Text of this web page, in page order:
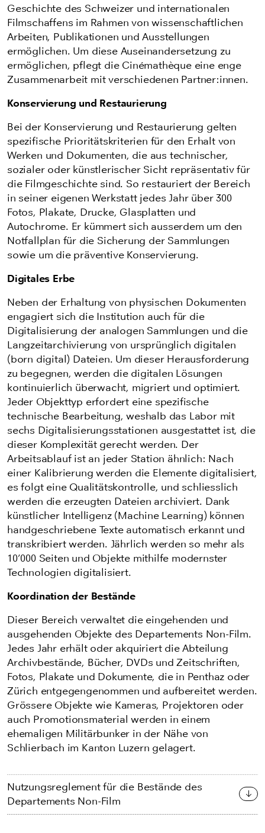
Geschichte des Schweizer und internationalen
Filmschaffens im Rahmen von wissenschaftlichen
Arbeiten, Publikationen und Ausstellungen
ermöglichen. Um diese Auseinandersetzung zu
ermöglichen, pflegt die Cinémathèque eine enge
Zusammenarbeit mit verschiedenen Partner:innen.
Konservierung und Restaurierung
Bei der Konservierung und Restaurierung gelten
spezifische Prioritätskriterien für den Erhalt von
Werken und Dokumenten, die aus technischer,
sozialer oder künstlerischer Sicht repräsentativ für
die Filmgeschichte sind. So restauriert der Bereich
in seiner eigenen Werkstatt jedes Jahr über 300
Fotos, Plakate, Drucke, Glasplatten und
Autochrome. Er kümmert sich ausserdem um den
Notfallplan für die Sicherung der Sammlungen
sowie um die präventive Konservierung.
Digitales Erbe
Neben der Erhaltung von physischen Dokumenten
engagiert sich die Institution auch für die
Digitalisierung der analogen Sammlungen und die
Langzeitarchivierung von ursprünglich digitalen
(born digital) Dateien. Um dieser Herausforderung
zu begegnen, werden die digitalen Lösungen
kontinuierlich überwacht, migriert und optimiert.
Jeder Objekttyp erfordert eine spezifische
technische Bearbeitung, weshalb das Labor mit
sechs Digitalisierungsstationen ausgestattet ist, die
dieser Komplexität gerecht werden. Der
Arbeitsablauf ist an jeder Station ähnlich: Nach
einer Kalibrierung werden die Elemente digitalisiert,
es folgt eine Qualitätskontrolle, und schliesslich
werden die erzeugten Dateien archiviert. Dank
künstlicher Intelligenz (Machine Learning) können
handgeschriebene Texte automatisch erkannt und
transkribiert werden. Jährlich werden so mehr als
10’000 Seiten und Objekte mithilfe modernster
Technologien digitalisiert.
Koordination der Bestände
Dieser Bereich verwaltet die eingehenden und
ausgehenden Objekte des Departements Non-Film.
Jedes Jahr erhält oder akquiriert die Abteilung
Archivbestände, Bücher, DVDs und Zeitschriften,
Fotos, Plakate und Dokumente, die in Penthaz oder
Zürich entgegengenommen und aufbereitet werden.
Grössere Objekte wie Kameras, Projektoren oder
auch Promotionsmaterial werden in einem
ehemaligen Militärbunker in der Nähe von
Schlierbach im Kanton Luzern gelagert.
Nutzungsreglement für die Bestände des
Departements Non-Film